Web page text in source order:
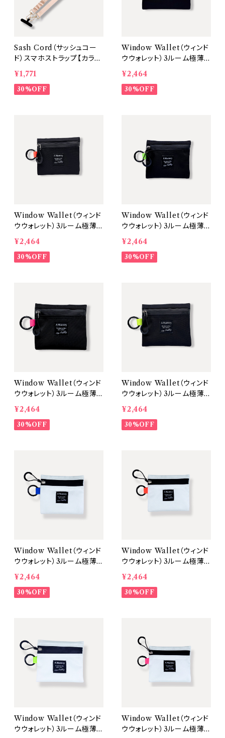
Sash Cord（サッシュコー
ド）スマホストラップ【カラ
ー：Pink× 金具：Gold】
¥1,771
30%OFF
Window Wallet（ウィンド
ウウォレット）3ルーム極薄ミ
ニ財布・キーケース【カラ
ー：Black/タブカラー：Blu
e】
¥2,464
30%OFF
Window Wallet（ウィンド
ウウォレット）3ルーム極薄ミ
ニ財布・キーケース【カラ
ー：Black/タブカラー：Ora
nge】
¥2,464
30%OFF
Window Wallet（ウィンド
ウウォレット）3ルーム極薄ミ
ニ財布・キーケース【カラ
ー：Black/タブカラー：Gre
en】
¥2,464
30%OFF
Window Wallet（ウィンド
ウウォレット）3ルーム極薄ミ
ニ財布・キーケース【カラ
ー：Black/タブカラー：Pin
k】
¥2,464
30%OFF
Window Wallet（ウィンド
ウウォレット）3ルーム極薄ミ
ニ財布・キーケース【カラ
ー：Black/タブカラー：Yell
ow】
¥2,464
30%OFF
Window Wallet（ウィンド
ウウォレット）3ルーム極薄ミ
ニ財布・キーケース【カラ
ー：White/タブカラー：Blu
e】
¥2,464
30%OFF
Window Wallet（ウィンド
ウウォレット）3ルーム極薄ミ
ニ財布・キーケース【カラ
ー：White/タブカラー：Ora
nge】
¥2,464
30%OFF
Window Wallet（ウィンド
ウウォレット）3ルーム極薄ミ
Window Wallet（ウィンド
ウウォレット）3ルーム極薄ミ